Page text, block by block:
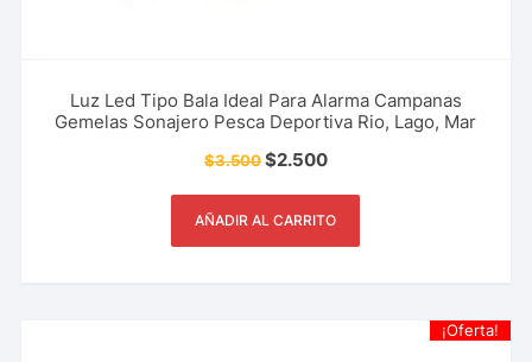
Luz Led Tipo Bala Ideal Para Alarma Campanas
Gemelas Sonajero Pesca Deportiva Rio, Lago, Mar
$3.500$2.500
AÑADIR AL CARRITO
¡Oferta!